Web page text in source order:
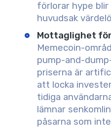
förlorar hype
huvudsak
Mottaglighet
Memecoin-
pump-and-
priserna är
att locka
tidiga
lämnar
påsarna som